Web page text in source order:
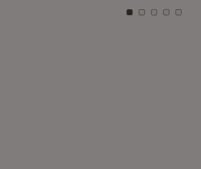
Zu Kachel: 0
Zu Kachel: 3
Zu Kachel: 6
Zu Zu